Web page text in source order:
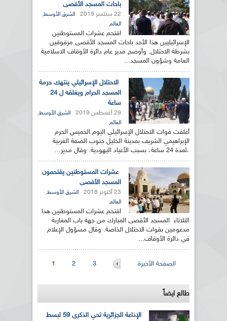
باحات المسجد الأقصى
22 سبتمبر 2019 الشرق الأوسط,
العالم
اقتحم عشرات المستوطنين
الإسرائيليين هذا الأحد باحات المسجد الأقصى مرفوقين
بشرطة الاحتلال. وأوضح مدير عام دائرة الأوقاف الاسلامية
العامة وشؤون المسجد...
الاحتلال الإسرائيلي ينتهك حرمة
المسجد الحرام ويغلقه ل 24
ساعة
29 أغسطس 2019 الشرق الأوسط,
العالم
أغلقت قوات الاحتلال الإسرائيلي اليوم الخميس الحرم
الإبراهيمي الشريف بمدينة الخليل جنوب الضفة الغربية
،لمدة 24 ساعة، بسبب الأعياد اليهودية. وقال مدير...
عشرات المستوطنين يقتحمون
المسجد الأقصى
23 أكتوبر 2018 الشرق الأوسط,
العالم
اقتحم عشرات المستوطنين هذا
الثلاثاء المسجد الأقصى المبارك من جهة باب المغاربة
مدعومين بقوات الاحتلال الخاصة. وقال مسؤول الإعلام
في دائرة الأوقاف...
الصفحات 1 2 3 الصفحة الأخيرة
طالع ايضاً
الإذاعة الجزائرية تحي الذكرى 59 لبسط